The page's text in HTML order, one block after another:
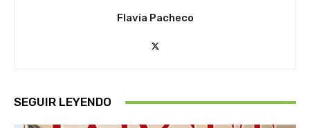
Flavia Pacheco
SEGUIR LEYENDO